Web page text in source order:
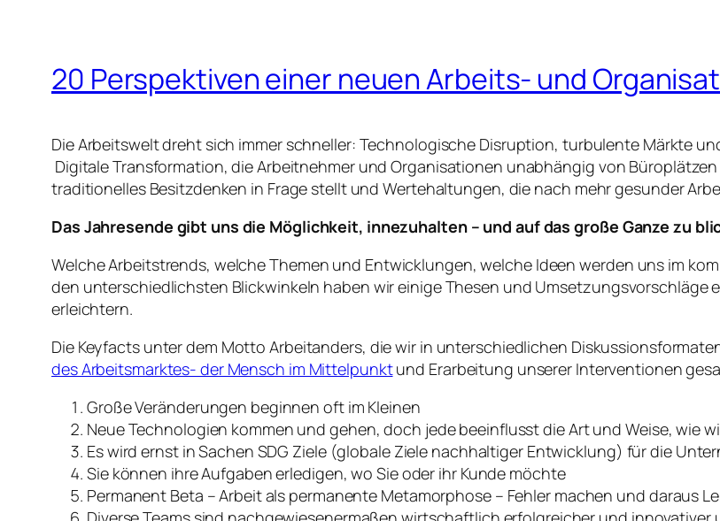
20 Perspektiven einer neuen Arbeits- und
Die Arbeitswelt dreht sich immer schneller: Technologische Disruption, turbulente Märkte
Digitale Transformation, die Arbeitnehmer und Organisationen unabhängig von
traditionelles Besitzdenken in Frage stellt und Wertehaltungen, die nach mehr gesunder
Das Jahresende gibt uns die Möglichkeit, innezuhalten – und auf das große Ganze zu
Welche Arbeitstrends, welche Themen und Entwicklungen, welche Ideen werden uns im
den unterschiedlichsten Blickwinkeln haben wir einige Thesen und Umsetzungsvorschläge
erleichtern.
Die Keyfacts unter dem Motto Arbeitanders, die wir in unterschiedlichen
des Arbeitsmarktes- der Mensch im Mittelpunktund Erarbeitung unserer Interventionen
Große Veränderungen beginnen oft im Kleinen
Neue Technologien kommen und gehen, doch jede beeinflusst die Art und Weise, wie
Es wird ernst in Sachen SDG Ziele (globale Ziele nachhaltiger Entwicklung) für die
Sie können ihre Aufgaben erledigen, wo Sie oder ihr Kunde möchte
Permanent Beta – Arbeit als permanente Metamorphose – Fehler machen und daraus